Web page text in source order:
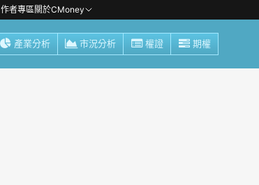
作者專區關於CMoney
產業分析 市況分析 權證 期權